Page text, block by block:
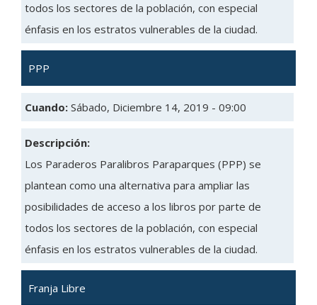
todos los sectores de la población, con especial
énfasis en los estratos vulnerables de la ciudad.
PPP
Cuando: Sábado, Diciembre 14, 2019 - 09:00
Descripción:
Los Paraderos Paralibros Paraparques (PPP) se
plantean como una alternativa para ampliar las
posibilidades de acceso a los libros por parte de
todos los sectores de la población, con especial
énfasis en los estratos vulnerables de la ciudad.
Franja Libre